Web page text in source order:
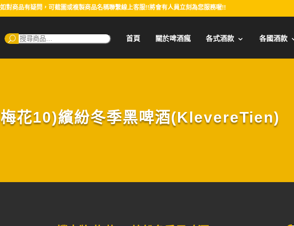
如對商品有疑問，可截圖或複製商品名稱聯繫線上客服!!將會有人員立刻為您服務喔!!
搜
尋：
首頁 關於啤酒瘋 各式酒款 各國酒款
花10)繽紛冬季黑啤酒(KlevereTien)